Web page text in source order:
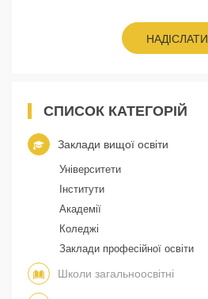
НАДІСЛАТИ
СПИСОК КАТЕГОРІЙ
Заклади вищої освіти
Університети
Інститути
Академії
Коледжі
Заклади професійної освіти
Школи загальноосвітні